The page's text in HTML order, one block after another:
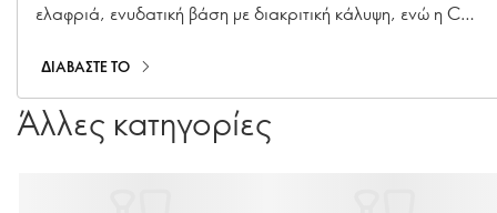
ελαφριά, ενυδατική βάση με διακριτική κάλυψη, ενώ η CC
προσφέροντας μεγαλύτερη κάλυψη για πιο ομοιόμορφο
αποτέλεσμα. Αυτές οι πολυλειτουργικές συνθέσεις έχουν
κατακτήσει τα νεσεσέρ και τα beauty ράφια τα τελευταία
χρόνια, όμως δεν είναι ακριβώς ίδιες. Κατανοώντας πώς
ΔΙΑΒΑΣΤΕ ΤΟ
Άλλες κατηγορίες